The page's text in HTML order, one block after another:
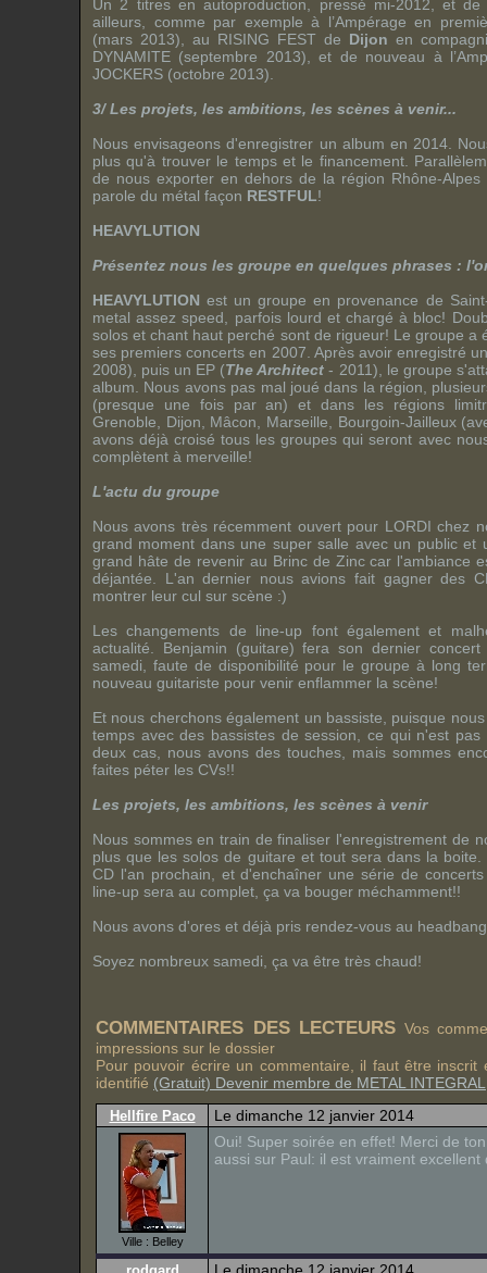
Un 2 titres en autoproduction, pressé mi-2012, et
ailleurs, comme par exemple à l’Ampérage en
(mars 2013), au RISING FEST de Dijon en
DYNAMITE (septembre 2013), et de nouveau à l’
JOCKERS (octobre 2013).
3/ Les projets, les ambitions, les scènes à venir...
Nous envisageons d'enregistrer un album en 2014.
plus qu'à trouver le temps et le financement.
de nous exporter en dehors de la région Rhône-Alpes
parole du métal façon RESTFUL!
HEAVYLUTION
Présentez nous les groupe en quelques phrases :
HEAVYLUTION est un groupe en provenance de
metal assezspeed , parfois lourd et chargé à bloc!
solos et chant haut perché sont de rigueur! Le groupe a
ses premiers concerts en 2007. Après avoir enregistré
2008), puis un EP (The Architect - 2011), le groupe
album. Nous avons pas mal joué dans la région,
(presque une fois par an) et dans les régions
Grenoble, Dijon, Mâcon, Marseille, Bourgoin-Jailleux
avons déjà croisé tous les groupes qui seront avec
complètent à merveille!
L'actu du groupe
Nous avons très récemment ouvert pour LORDI chez
grand moment dans une super salle avec un public et
grand hâte de revenir au Brinc de Zinccar l'ambiance
déjantée. L'an dernier nous avions fait gagner des
montrer leur cul sur scène :)
Les changements de line-up font également et
actualité. Benjamin (guitare) fera son dernier
samedi, faute de disponibilité pour le groupe à long
nouveau guitariste pour venir enflammer la scène!
Et nous cherchons également un bassiste, puisque
temps avec des bassistes de session, ce qui n'est
deux cas, nous avons des touches, mais sommes
faites péter les CVs!!
Les projets, les ambitions, les scènes à venir
Nous sommes en train de finaliser l'enregistrement de
plus que les solos de guitare et tout sera dans la
CD l'an prochain, et d'enchaîner une série de
line-up sera au complet, ça va bouger méchamment!!
Nous avons d'ores et déjà pris rendez-vous au
Soyez nombreux samedi, ça va être très chaud!
COMMENTAIRES DES LECTEURS Vos
impressions sur le dossier
Pour pouvoir écrire un commentaire, il faut être
identifié (Gratuit) Devenir membre de METAL INTEGRAL
Hellfire Paco Le dimanche 12 janvier 2014
Ville : Belley
Oui! Super soirée en effet! Merci de
aussi sur Paul: il est vraiment excellent